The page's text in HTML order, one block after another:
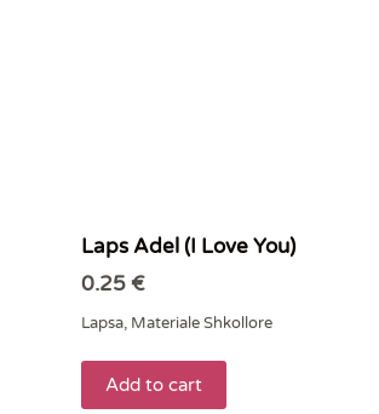
Laps Adel (I Love You)
0.25€
Lapsa, Materiale Shkollore
Add to cart